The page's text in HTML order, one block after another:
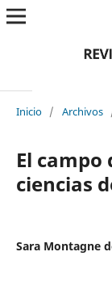
Inicio / Archivos
El campo
ciencias
Sara Montagne